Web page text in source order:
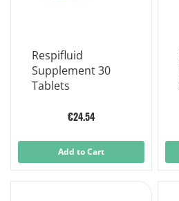
Respifluid
Supplement 30
Tablets
€24.54
Add to Cart